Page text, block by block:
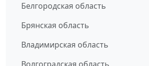
Белгородская область
Брянская область
Владимирская область